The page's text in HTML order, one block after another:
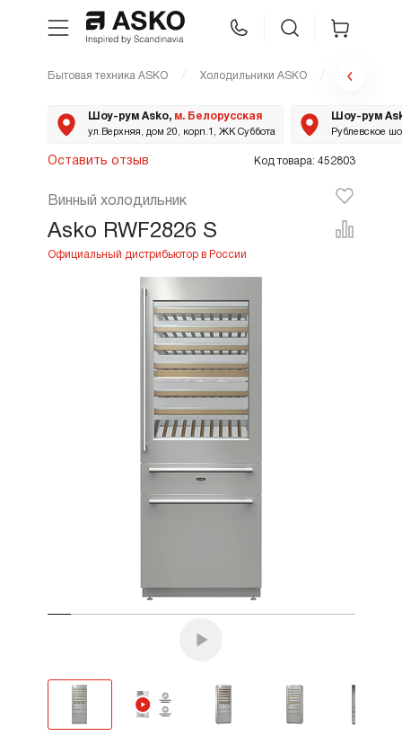
Техника для кухни
Уход за бельем
Asko Professional
Аксессуары
Бытовая техника ASKO Холодильники ASKO RWF2826 S
Шоу-рум Asko, м. Белорусская
ул.Верхняя, дом 20, корп.1, ЖК Суббота
Шоу-рум
Рублевское
Оставить отзыв Код товара: 452803
Винный холодильник
Asko RWF2826 S